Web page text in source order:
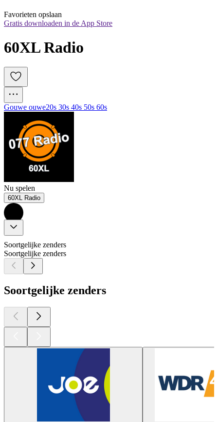
Favorieten opslaan
Gratis downloaden in de App Store
60XL Radio
Gouwe ouwe20s 30s 40s 50s 60s
Nu spelen
60XL Radio
Soortgelijke zenders
Soortgelijke zenders
Soortgelijke zenders